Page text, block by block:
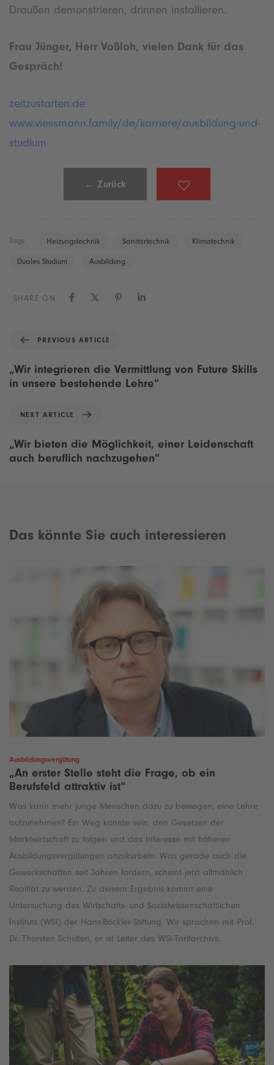
Draußen demonstrieren, drinnen installieren.
Frau Jünger, Herr Voßloh, vielen Dank für das
Gespräch!
zeitzustarten.de
www.viessmann.family/de/karriere/ausbildung-und-
studium
← Zurück
Tags: Heizungstechnik Sanitärtechnik Klimatechnik
Duales Studium Ausbildung
SHARE ON
e
v
A
r
e
PREVIOUS ARTICLE
„Wir integrieren die Vermittlung von Future Skills
in unsere bestehende Lehre“
t
l
NEXT ARTICLE
„Wir bieten die Möglichkeit, einer Leidenschaft
auch beruflich nachzugehen“
Das könnte Sie auch interessieren
Ausbildungsvergütung
„An erster Stelle steht die Frage, ob ein
Berufsfeld attraktiv ist“
Was kann mehr junge Menschen dazu zu bewegen, eine Lehre
aufzunehmen? Ein Weg könnte sein, den Gesetzen der
Marktwirtschaft zu folgen und das Interesse mit höheren
Ausbildungsvergütungen anzukurbeln. Was gerade auch die
Gewerkschaften seit Jahren fordern, scheint jetzt allmählich
Realität zu werden. Zu diesem Ergebnis kommt eine
Untersuchung des Wirtschafts- und Sozialwissenschaftlichen
Instituts (WSI) der Hans-Böckler-Stiftung. Wir sprachen mit Prof.
Dr. Thorsten Schulten, er ist Leiter des WSI-Tarifarchivs.